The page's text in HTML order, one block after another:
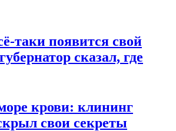
таки появится свой
сказал, где
крови: клининг
свои секреты